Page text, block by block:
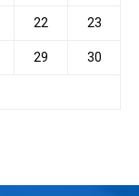
22 23
29 30